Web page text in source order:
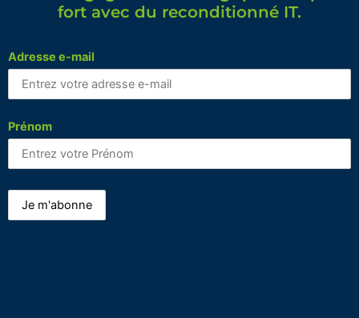
fort avec du reconditionné IT.
Adresse e-mail
Prénom